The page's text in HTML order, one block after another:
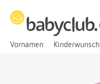
Vornamen Kinderwunsch